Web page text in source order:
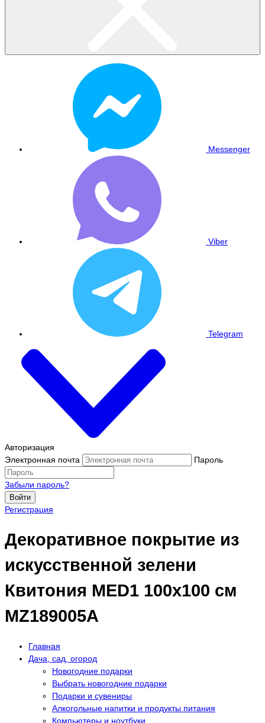
Messenger
Viber
Telegram
Авторизация
Электронная почта
Пароль
Забыли пароль?
Войти
Регистрация
Декоративное покрытие из
искусственной зелени
Квитония MED1 100х100 см
MZ189005A
Главная
Дача, сад, огород
Новогодние подарки
Выбрать новогодние подарки
Подарки и сувениры
Алкогольные напитки и продукты питания
Компьютеры и ноутбуки